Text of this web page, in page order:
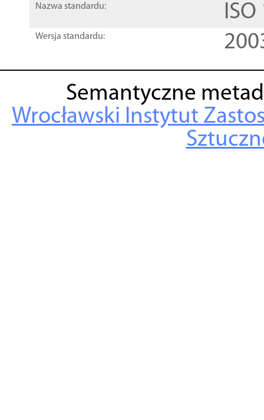
Nazwa standardu:
Wersja standardu:
Semantyczne
Wrocławski Instytut